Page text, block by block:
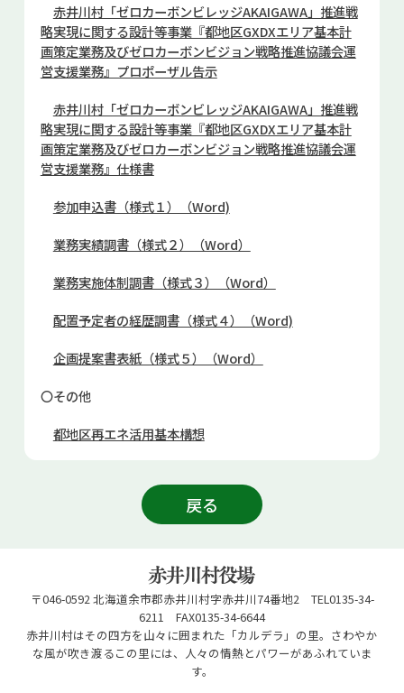
赤井川村「ゼロカーボンビレッジAKAIGAWA」推進戦
略実現に関する設計等事業『都地区GXDXエリア基本計
画策定業務及びゼロカーボンビジョン戦略推進協議会運
営支援業務』プロポーザル告示
赤井川村「ゼロカーボンビレッジAKAIGAWA」推進戦
略実現に関する設計等事業『都地区GXDXエリア基本計
画策定業務及びゼロカーボンビジョン戦略推進協議会運
営支援業務』仕様書
参加申込書（様式１）（Word)
業務実績調書（様式２）（Word）
業務実施体制調書（様式３）（Word）
配置予定者の経歴調書（様式４）（Word)
企画提案書表紙（様式５）（Word）
〇その他
都地区再エネ活用基本構想
戻る
〒046-0592 北海道余市郡赤井川村字赤井川74番地2 TEL0135-34-
6211 FAX0135-34-6644
赤井川村はその四方を山々に囲まれた「カルデラ」の里。さわやか
な風が吹き渡るこの里には、人々の情熱とパワーがあふれていま
す。